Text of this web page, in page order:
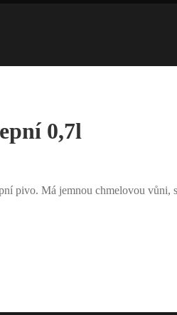
0,7l
pivo. Má jemnou chmelovou